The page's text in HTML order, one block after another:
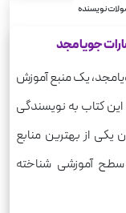
نویسنده
جویامجد
یک منبع آموزش
این کتاب به نویسندگی
یکی از بهترین منابع
سطح آموزشی شناخته